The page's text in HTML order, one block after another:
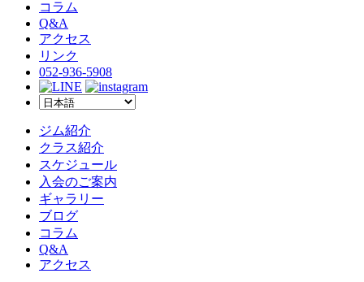
コラム
Q&A
アクセス
リンク
052-936-5908
ジム紹介
クラス紹介
スケジュール
入会のご案内
ギャラリー
ブログ
コラム
Q&A
アクセス